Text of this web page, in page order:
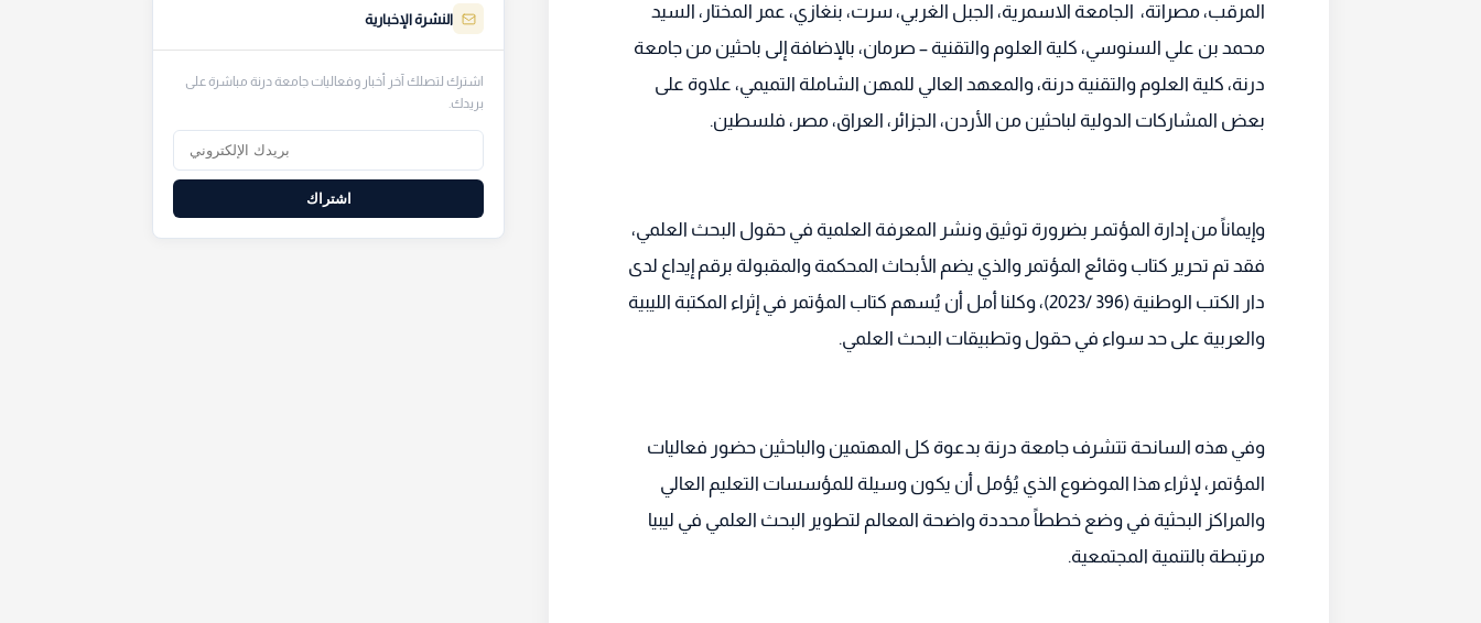
المرقب، مصراتة، الجامعة الاسمرية، الجبل الغربي، سرت، بنغازي، عمر المختار، السيد
محمد بن علي السنوسي، كلية العلوم والتقنية – صرمان، بالإضافة إلى باحثين من جامعة
درنة، كلية العلوم والتقنية درنة، والمعهد العالي للمهن الشاملة التميمي، علاوة على
بعض المشاركات الدولية لباحثين من الأردن، الجزائر، العراق، مصر، فلسطين.
وإيماناً من إدارة المؤتمـر بضرورة توثيق ونشر المعرفة العلمية في حقول البحث العلمي،
فقد تم تحرير كتاب وقائع المؤتمر والذي يضم الأبحاث المحكمة والمقبولة برقم إيداع لدى
دار الكتب الوطنية (396 /2023)، وكلنا أمل أن يُسهم كتاب المؤتمر في إثراء المكتبة الليبية
والعربية على حد سواء في حقول وتطبيقات البحث العلمي.
وفي هذه السانحة تتشرف جامعة درنة بدعوة كل المهتمين والباحثين حضور فعاليات
المؤتمر، لإثراء هذا الموضوع الذي يُؤمل أن يكون وسيلة للمؤسسات التعليم العالي
والمراكز البحثية في وضع خططاً محددة واضحة المعالم لتطوير البحث العلمي في ليبيا
مرتبطة بالتنمية المجتمعية.
النشرة الإخبارية
اشترك لتصلك آخر أخبار وفعاليات جامعة درنة مباشرة على
بريدك.
اشتراك